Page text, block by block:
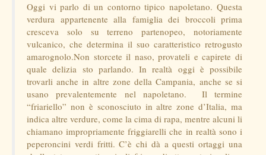
Oggi vi parlo di un contorno tipico napoletano. Questa
verdura appartenente alla famiglia dei broccoli prima
cresceva solo su terreno partenopeo, notoriamente
vulcanico, che determina il suo caratteristico retrogusto
amarognolo.Non storcete il naso, provateli e capirete di
quale delizia sto parlando. In realtà oggi è possibile
trovarli anche in altre zone della Campania, anche se si
usano prevalentemente nel napoletano. Il termine
“friariello” non è sconosciuto in altre zone d’Italia, ma
indica altre verdure, come la cima di rapa, mentre alcuni li
chiamano impropriamente friggiarelli che in realtà sono i
peperoncini verdi fritti. C’è chi dà a questi ortaggi una